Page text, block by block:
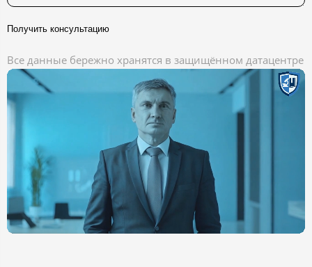
Получить консультацию
Все данные бережно хранятся в защищённом датацентре